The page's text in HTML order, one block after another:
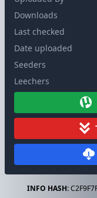
Downloads
Last checked
Date uploaded
Seeders
Leechers
INFO HASH: